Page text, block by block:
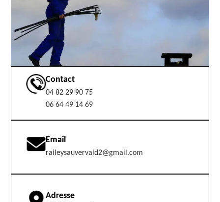
Contact
04 82 29 90 75
06 64 49 14 69
Email
raileysauvervald2@gmail.com
Adresse